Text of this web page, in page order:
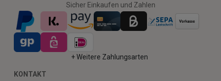
Sicher Einkaufen und Zahlen
+ Weitere Zahlungsarten
KONTAKT